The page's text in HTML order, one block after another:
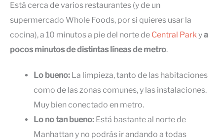
Está cerca de varios restaurantes (y de un
supermercado Whole Foods, por si quieres usar la
cocina), a 10 minutos a pie del norte de Central Parkya
pocos minutos de distintas líneas de metro.
Lo bueno: La limpieza, tanto de las habitaciones
como de las zonas comunes, y las instalaciones.
Muy bien conectado en metro.
Lo no tan bueno: Está bastante al norte de
Manhattan y no podrás ir andando a todas